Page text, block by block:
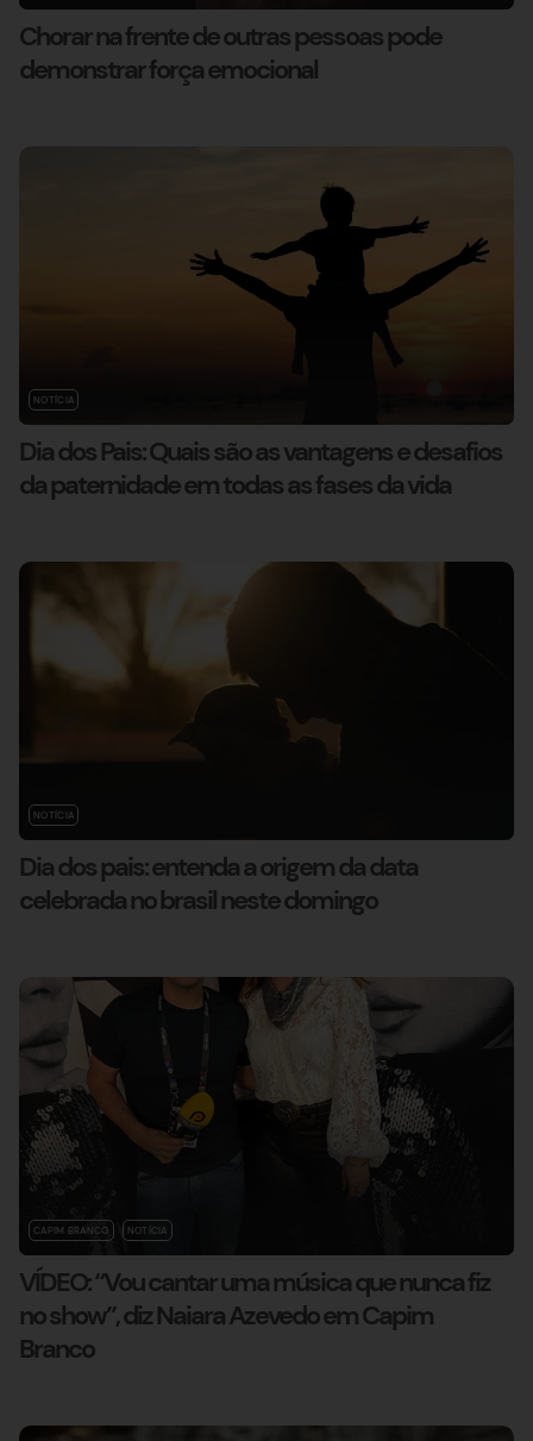
Chorar na frente de outras pessoas pode
demonstrar força emocional
NOTÍCIA
Dia dos Pais: Quais são as vantagens e desafios
da paternidade em todas as fases da vida
NOTÍCIA
Dia dos pais: entenda a origem da data
celebrada no brasil neste domingo
CAPIM BRANCO NOTÍCIA
VÍDEO: “Vou cantar uma música que nunca fiz
no show”, diz Naiara Azevedo em Capim
Branco